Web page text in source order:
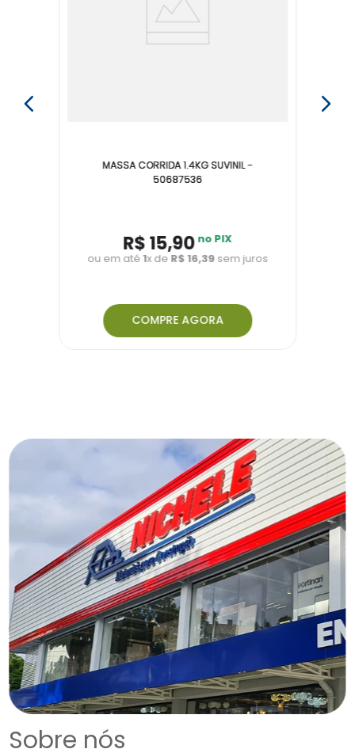
MASSA CORRIDA 1.4KG SUVINIL -
50687536
R$15,90 no PIX
ou em até1x de R$16,39 sem juros
COMPRE AGORA
Sobre nós